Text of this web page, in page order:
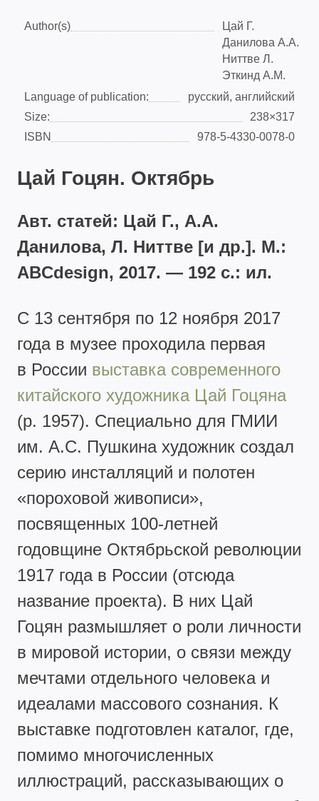
Author(s)
Цай Г.
Данилова А.А.
Ниттве Л.
Эткинд А.М.
Language of publication:
русский, английский
Size:
238×317
ISBN
978-5-4330-0078-0
Цай Гоцян. Октябрь
Авт. статей: Цай Г., А.А.
Данилова, Л. Ниттве [и др.]. М.:
ABCdesign, 2017. — 192 с.: ил.
С 13 сентября по 12 ноября 2017
года в музее проходила первая
в России выставка современного
китайского художника Цай Гоцяна
(р. 1957). Специально для ГМИИ
им. А.С. Пушкина художник создал
серию инсталляций и полотен
«пороховой живописи»,
посвященных 100-летней
годовщине Октябрьской революции
1917 года в России (отсюда
название проекта). В них Цай
Гоцян размышляет о роли личности
в мировой истории, о связи между
мечтами отдельного человека и
идеалами массового сознания. К
выставке подготовлен каталог, где,
помимо многочисленных
иллюстраций, рассказывающих о